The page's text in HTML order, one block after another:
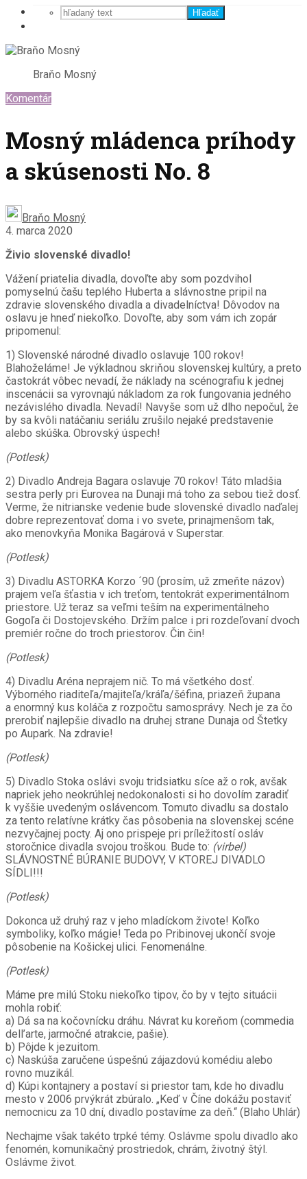
Hľadať
Braňo Mosný
Komentár
Mosný mládenca príhody
a skúsenosti No. 8
Braňo Mosný
4. marca 2020
Živio slovenské divadlo!
Vážení priatelia divadla, dovoľte aby som pozdvihol
pomyselnú čašu teplého Huberta a slávnostne pripil na
zdravie slovenského divadla a divadelníctva! Dôvodov na
oslavu je hneď niekoľko. Dovoľte, aby som vám ich zopár
pripomenul:
1) Slovenské národné divadlo oslavuje 100 rokov!
Blahoželáme! Je výkladnou skriňou slovenskej kultúry, a preto
častokrát vôbec nevadí, že náklady na scénografiu k jednej
inscenácii sa vyrovnajú nákladom za rok fungovania jedného
nezávislého divadla. Nevadí! Navyše som už dlho nepočul, že
by sa kvôli natáčaniu seriálu zrušilo nejaké predstavenie
alebo skúška. Obrovský úspech!
(Potlesk)
2) Divadlo Andreja Bagara oslavuje 70 rokov! Táto mladšia
sestra perly pri Eurovea na Dunaji má toho za sebou tiež dosť.
Verme, že nitrianske vedenie bude slovenské divadlo naďalej
dobre reprezentovať doma i vo svete, prinajmenšom tak,
ako menovkyňa Monika Bagárová v Superstar.
(Potlesk)
3) Divadlu ASTORKA Korzo ´90 (prosím, už zmeňte názov)
prajem veľa šťastia v ich treťom, tentokrát experimentálnom
priestore. Už teraz sa veľmi teším na experimentálneho
Gogoľa či Dostojevského. Držím palce i pri rozdeľovaní dvoch
premiér ročne do troch priestorov. Čin čin!
(Potlesk)
4) Divadlu Aréna neprajem nič. To má všetkého dosť.
Výborného riaditeľa/majiteľa/kráľa/šéfina, priazeň župana
a enormný kus koláča z rozpočtu samosprávy. Nech je za čo
prerobiť najlepšie divadlo na druhej strane Dunaja od Štetky
po Aupark. Na zdravie!
(Potlesk)
5) Divadlo Stoka oslávi svoju tridsiatku síce až o rok, avšak
napriek jeho neokrúhlej nedokonalosti si ho dovolím zaradiť
k vyššie uvedeným oslávencom. Tomuto divadlu sa dostalo
za tento relatívne krátky čas pôsobenia na slovenskej scéne
nezvyčajnej pocty. Aj ono prispeje pri príležitostí osláv
storočnice divadla svojou troškou. Bude to: (virbel)
SLÁVNOSTNÉ BÚRANIE BUDOVY, V KTOREJ DIVADLO
SÍDLI!!!
(Potlesk)
Dokonca už druhý raz v jeho mladíckom živote! Koľko
symboliky, koľko mágie! Teda po Pribinovej ukončí svoje
pôsobenie na Košickej ulici. Fenomenálne.
(Potlesk)
Máme pre milú Stoku niekoľko tipov, čo by v tejto situácii
mohla robiť:
a) Dá sa na kočovnícku dráhu. Návrat ku koreňom (commedia
dell’arte, jarmočné atrakcie, pašie).
b) Pôjde k jezuitom.
c) Naskúša zaručene úspešnú zájazdovú komédiu alebo
rovno muzikál.
d) Kúpi kontajnery a postaví si priestor tam, kde ho divadlu
mesto v 2006 prvýkrát zbúralo. „Keď v Číne dokážu postaviť
nemocnicu za 10 dní, divadlo postavíme za deň.“ (Blaho Uhlár)
Nechajme však takéto trpké témy. Oslávme spolu divadlo ako
fenomén, komunikačný prostriedok, chrám, životný štýl.
Oslávme život.